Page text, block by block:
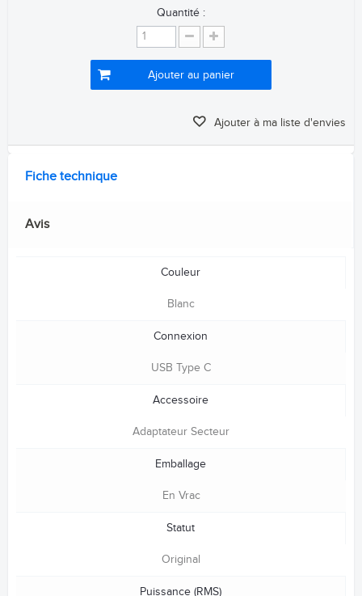
Quantité :
Ajouter au panier
Ajouter à ma liste d'envies
Fiche technique
Avis
Couleur
Blanc
Connexion
USB Type C
Accessoire
Adaptateur Secteur
Emballage
En Vrac
Statut
Original
Puissance (RMS)